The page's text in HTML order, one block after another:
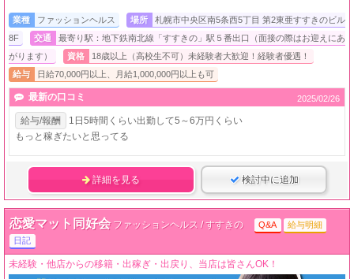
業種 ファッションヘルス 場所
札幌市中央区南5条西5丁目 第2東亜すすきのビル
8F
交通
最寄り駅：地下鉄南北線「すすきの」駅５番出口（面接の際はお迎えにあ
がります）
資格
18歳以上（高校生不可）未経験者大歓迎！経験者優遇！
給与
日給70,000円以上、月給1,000,000円以上も可
最新の口コミ 2025/02/26
給与/報酬
1日5時間くらい出勤して5～6万円くらい
もっと稼ぎたいと思ってる
詳細を見る 検討中に追加
恋愛マット同好会 ファッションヘルス / すすきの Q&A
給与明細
日記
未経験・他店からの移籍・出稼ぎ・出戻り、当店は皆さんOK！